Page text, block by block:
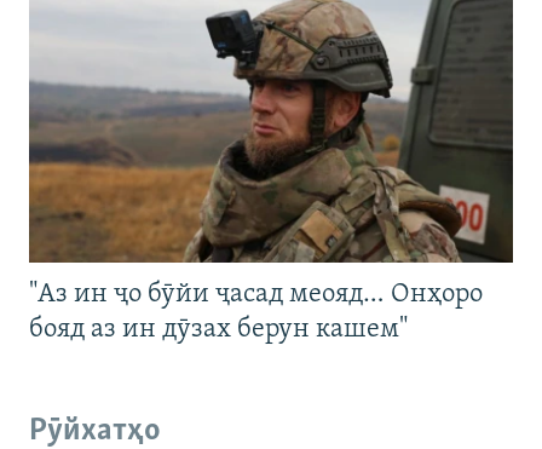
"Аз ин ҷо бӯйи ҷасад меояд… Онҳоро
бояд аз ин дӯзах берун кашем"
Рӯйхатҳо